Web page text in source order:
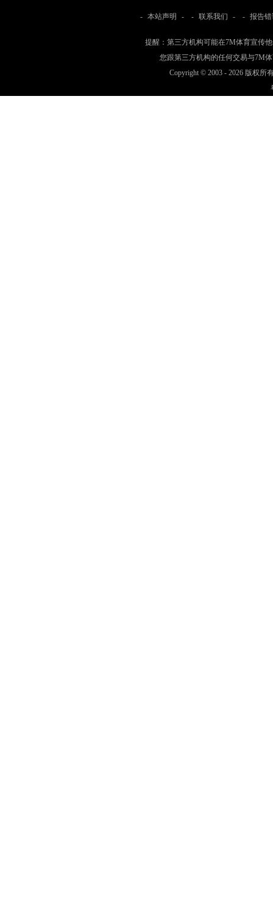
- 本站声明 - - 联系我们 - - 报告
提醒：第三方机构可能在7M体育宣传
您跟第三方机构的任何交易与7M
Copyright © 2003 - 2026 版权所